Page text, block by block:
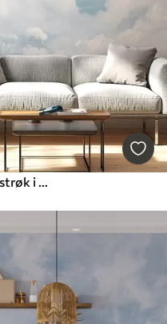
Blå himmel med simulerte penselstrøk i olje